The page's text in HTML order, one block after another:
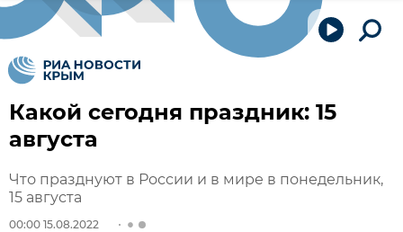
Какой сегодня праздник: 15
августа
Что празднуют в России и в мире в понедельник,
15 августа
00:00 15.08.2022